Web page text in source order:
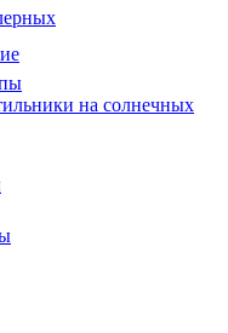
на солнечных